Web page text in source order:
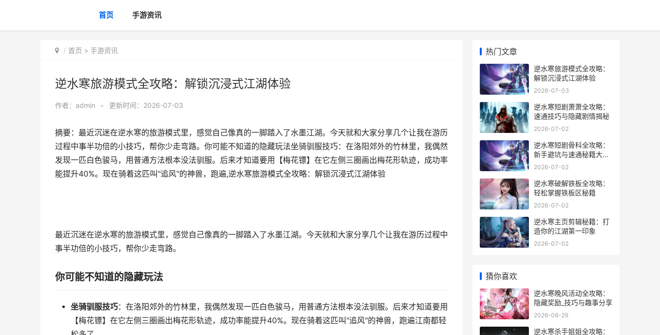
首页 手游资讯
首页 > 手游资讯
逆水寒旅游模式全攻略：解锁沉浸式江湖体验
作者： admin • 更新时间：2026-07-03
摘要：最近沉迷在逆水寒的旅游模式里，感觉自己像真的一脚踏入了水墨江湖。今天就和大家分享几个让我在游历
过程中事半功倍的小技巧，帮你少走弯路。你可能不知道的隐藏玩法坐骑驯服技巧：在洛阳郊外的竹林里，我偶然
发现一匹白色骏马，用普通方法根本没法驯服。后来才知道要用【梅花镖】在它左侧三圈画出梅花形轨迹，成功率
能提升40%。现在骑着这匹叫"追风"的神兽，跑遍,逆水寒旅游模式全攻略：解锁沉浸式江湖体验
最近沉迷在逆水寒的旅游模式里，感觉自己像真的一脚踏入了水墨江湖。今天就和大家分享几个让我在游历过程中
事半功倍的小技巧，帮你少走弯路。
你可能不知道的隐藏玩法
坐骑驯服技巧：在洛阳郊外的竹林里，我偶然发现一匹白色骏马，用普通方法根本没法驯服。后来才知道要用
【梅花镖】在它左侧三圈画出梅花形轨迹，成功率能提升40%。现在骑着这匹叫"追风"的神兽，跑遍江南都轻
热门文章
逆水寒旅游模式全攻略：
解锁沉浸式江湖体验
2026-07-03
逆水寒短剧萧萧全攻略：
速通技巧与隐藏剧情揭秘
2026-07-02
逆水寒短剧骨科全攻略：
新手避坑与速通秘籍大公
开
2026-07-02
逆水寒破解铁板全攻略：
轻松掌握铁板区秘籍
2026-07-02
逆水寒主页剪辑秘籍：打
造你的江湖第一印象
2026-07-02
猜你喜欢
逆水寒晚风活动全攻略：
隐藏奖励_技巧与趣事分享
2026-06-29
逆水寒杀手姐姐全攻略：